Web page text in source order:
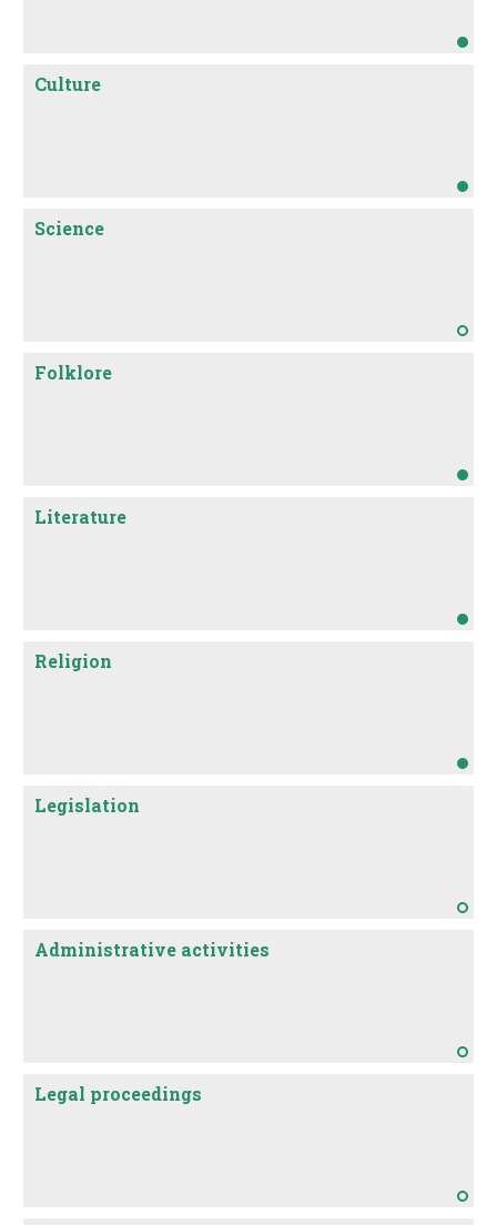
Culture
Science
Folklore
Literature
Religion
Legislation
Administrative activities
Legal proceedings